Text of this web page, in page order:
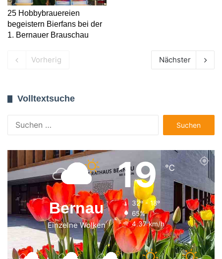
25 Hobbybrauereien
begeistern Bierfans bei der
1. Bernauer Brauschau
Vorherig Nächster
Volltextsuche
nach:
Bernau
Einzelne Wolken
19℃
32º - 18º
65%
4.37 km/h